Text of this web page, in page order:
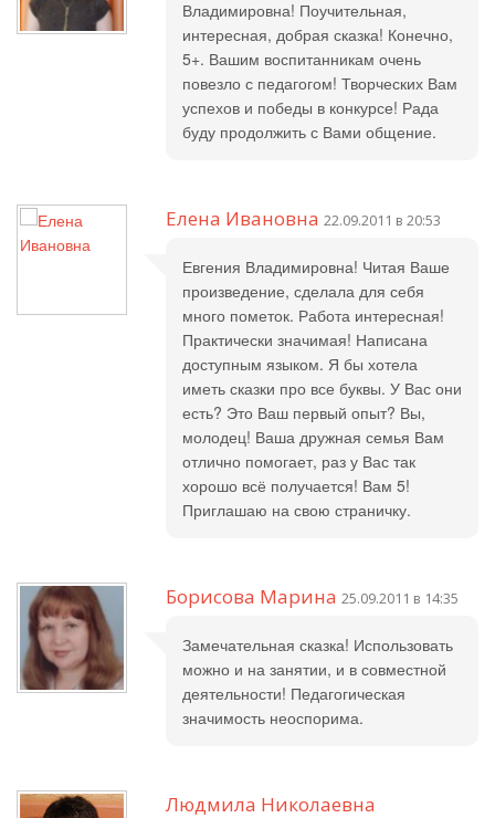
Владимировна! Поучительная,
интересная, добрая сказка! Конечно,
5+. Вашим воспитанникам очень
повезло с педагогом! Творческих Вам
успехов и победы в конкурсе! Рада
буду продолжить с Вами общение.
Елена Ивановна 22.09.2011 в 20:53
Евгения Владимировна! Читая Ваше
произведение, сделала для себя
много пометок. Работа интересная!
Практически значимая! Написана
доступным языком. Я бы хотела
иметь сказки про все буквы. У Вас они
есть? Это Ваш первый опыт? Вы,
молодец! Ваша дружная семья Вам
отлично помогает, раз у Вас так
хорошо всё получается! Вам 5!
Приглашаю на свою страничку.
Борисова Марина 25.09.2011 в 14:35
Замечательная сказка! Использовать
можно и на занятии, и в совместной
деятельности! Педагогическая
значимость неоспорима.
Людмила Николаевна